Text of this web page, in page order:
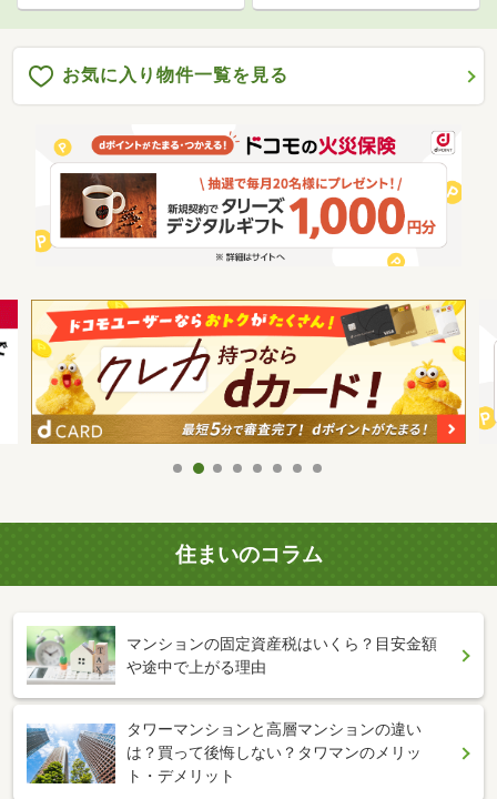
お気に入り物件一覧を見る
住まいのコラム
マンションの固定資産税はいくら？目安金額
や途中で上がる理由
タワーマンションと高層マンションの違い
は？買って後悔しない？タワマンのメリッ
ト・デメリット